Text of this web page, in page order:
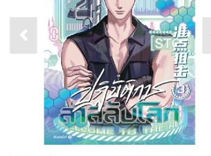
Previous slide